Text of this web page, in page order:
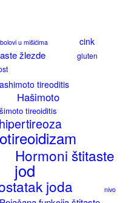
bolovi u mišićima cink
žlezde gluten
tireoditis
Hašimoto
tireoiditis
hipertireoza
Hormoni štitaste
jod
joda
nivo